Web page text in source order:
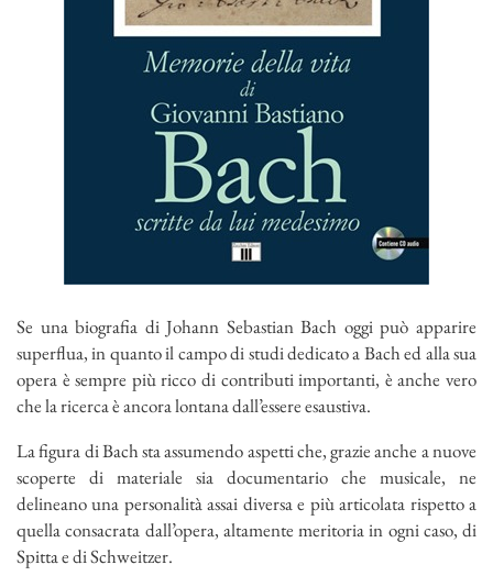
Se una biografia di Johann Sebastian Bach oggi può apparire
superflua, in quanto il campo di studi dedicato a Bach ed alla sua
opera è sempre più ricco di contributi importanti, è anche vero
che la ricerca è ancora lontana dall’essere esaustiva.
La figura di Bach sta assumendo aspetti che, grazie anche a nuove
scoperte di materiale sia documentario che musicale, ne
delineano una personalità assai diversa e più articolata rispetto a
quella consacrata dall’opera, altamente meritoria in ogni caso, di
Spitta e di Schweitzer.